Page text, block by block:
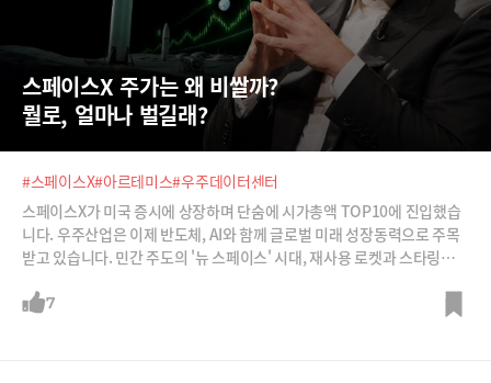
스페이스X 주가는 왜 비쌀까?
뭘로, 얼마나 벌길래?
#스페이스X#아르테미스#우주데이터센터
스페이스X가 미국 증시에 상장하며 단숨에 시가총액 TOP10에 진입했습
니다. 우주산업은 이제 반도체, AI와 함께 글로벌 미래 성장동력으로 주목
받고 있습니다. 민간 주도의 '뉴 스페이스' 시대, 재사용 로켓과 스타링크
표, 최용식 아웃스탠딩 창업자와 함께 분석해 봅니다.
7